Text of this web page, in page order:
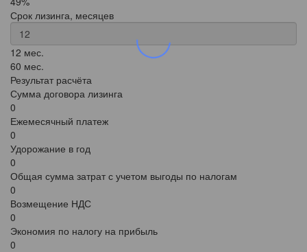
Срок лизинга, месяцев
12 мес.
60 мес.
Результат расчёта
Сумма договора лизинга
0
Ежемесячный платеж
0
Удорожание в год
0
Общая сумма затрат с учетом выгоды по налогам
0
Возмещение НДС
0
Экономия по налогу на прибыль
0